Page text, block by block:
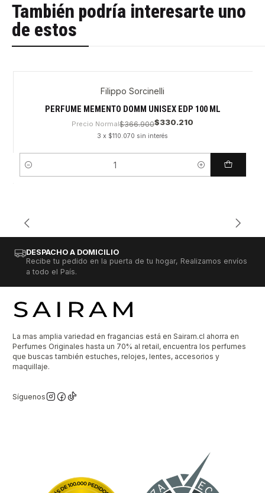
También podría interesarte uno
de estos
Filippo Sorcinelli
PERFUME MEMENTO DOMM UNISEX EDP 100 ML
Precio Normal$366.900$330.210
3 x $110.070 sin interés
Cantidad
DESPACHO A DOMICILIO
Recibe tu pedido en la puerta de tu hogar, Realizamos envíos
a todo el País.
La mas amplia variedad en fragancias está en Sairam.cl ahorra en
Perfumes Originales hasta un 70% al retail, encuentra los perfumes
que buscas también estuches, relojes, lentes, accesorios y
maquillaje.
Síguenos